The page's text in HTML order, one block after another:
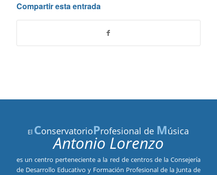
Compartir esta entrada
El ConservatorioProfesional de Música
Antonio Lorenzo
es un centro perteneciente a la red de centros de la Consejería
de Desarrollo Educativo y Formación Profesional de la Junta de